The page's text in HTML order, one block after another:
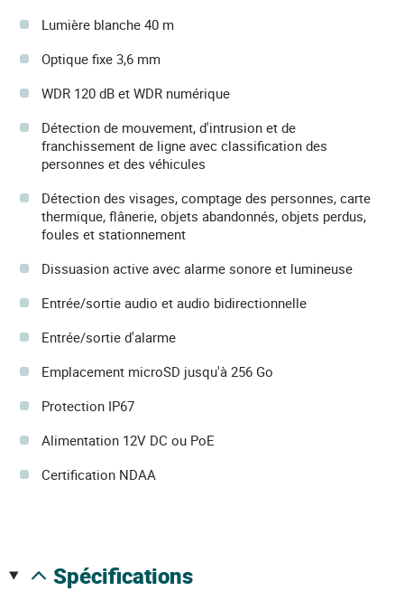
Lumière blanche 40 m
Optique fixe 3,6 mm
WDR 120 dB et WDR numérique
Détection de mouvement, d'intrusion et de
franchissement de ligne avec classification des
personnes et des véhicules
Détection des visages, comptage des personnes, carte
thermique, flânerie, objets abandonnés, objets perdus,
foules et stationnement
Dissuasion active avec alarme sonore et lumineuse
Entrée/sortie audio et audio bidirectionnelle
Entrée/sortie d'alarme
Emplacement microSD jusqu'à 256 Go
Protection IP67
Alimentation 12V DC ou PoE
Certification NDAA
spécifications